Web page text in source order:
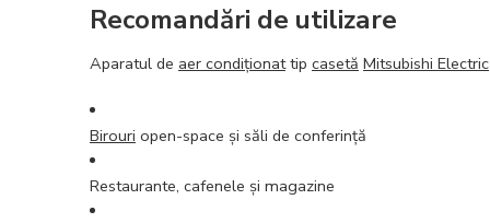
Recomandări de utilizare
Aparatul de aer condiționattip casetă Mitsubishi Electric
Birouri open-space și săli de conferință
Restaurante, cafenele și magazine